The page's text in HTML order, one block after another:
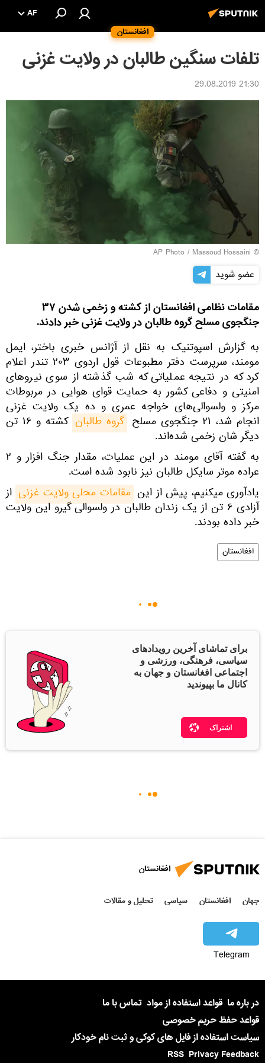
افغانستان
AF
تلفات سنگین طالبان در ولایت غزنی
21:30 29.08.2019
© AP Photo / Massoud Hossaini
عضو شوید
مقامات نظامی افغانستان از کشته و زخمی شدن ۳۷
جنگجوی مسلح گروه طالبان در ولایت غزنی خبر دادند.
به گزارش اسپوتنیک به نقل از آژانس خبری باختر، ایمل
مومند، سرپرست دفتر مطبوعات قول اردوی ۲۰۳ تندر اعلام
کرد که در نتیجه عملیاتی که شب گذشته از سوی نیروهای
امنیتی و دفاعی کشور به حمایت قوای هوایی در مربوطات
مرکز و ولسوالی‌های خواجه عمری و ده یک ولایت غزنی
انجام شد، ۲۱ جنگجوی مسلح گروه طالبان کشته و ۱۶ تن
دیگر شان زخمی شده‌اند.
به گفته آقای مومند در این عملیات، مقدار جنگ افزار و ۲
عراده موتر سایکل طالبان نیز نابود شده است.
یادآوری میکنیم، پیش از این مقامات محلی ولایت غزنی از
آزادی ۶ تن از یک زندان طالبان در ولسوالی گیرو این ولایت
خبر داده بودند.
افغانستان
برای تماشای آخرین رویدادهای
سیاسی، فرهنگی، ورزشی و
اجتماعی افغانستان و جهان به
کانال ما بپیوندید
اشتراک
افغانستان
جهان افغانستان سیاسی تحلیل و مقالات
Telegram
در باره ما قواعد استفاده از مواد تماس با ما
قواعد حفظ حریم خصوصی
سیاست استفاده از فایل های کوکی و ثبت نام خودکار
Privacy Feedback
RSS